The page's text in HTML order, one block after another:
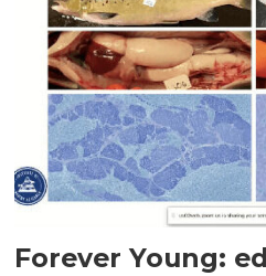
Forever Young: